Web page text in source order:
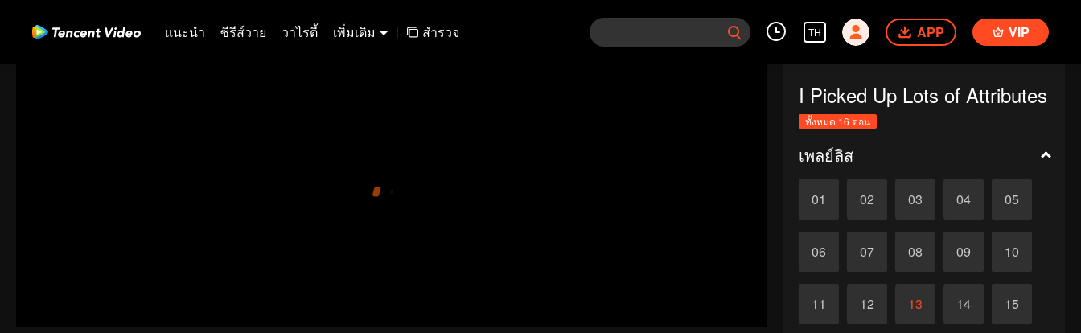
แนะนำ ซีรีส์วาย วาไรตี้ เพิ่มเติม | สำรวจ TH APP VIP
I Picked Up Lots of Attributes
ทั้งหมด 16 ตอน
เพลย์ลิส
01 02 03 04 05
06 07 08 09 10
11 12 13 14 15